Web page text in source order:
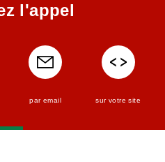
l'appel
par email sur votre site